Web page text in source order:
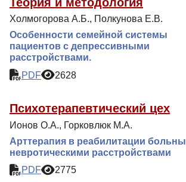
Холмогорова А.Б., Полкунова Е.В.
Особенности семейной системы
пациентов с депрессивными
расстройствами.
PDF
2628
Психотерапевтический цех
Ионов О.А., Горковлюк М.А.
Арттерапия в реабилитации
невротическими расстройствами
PDF
2775